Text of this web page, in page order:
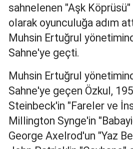
sahnelenen "Aşk
olarak oyunculuğa adım
Muhsin Ertuğrul
Sahne'ye geçti.
Muhsin Ertuğrul
Sahne'ye geçen Özkul,
Steinbeck'in "Fareler ve
Millington Synge'in
George Axelrod'un "Yaz